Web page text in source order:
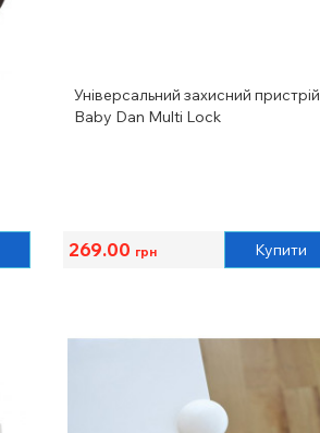
Універсальний захисний пристрій
Baby Dan Multi Lock
269.00 грн Купити